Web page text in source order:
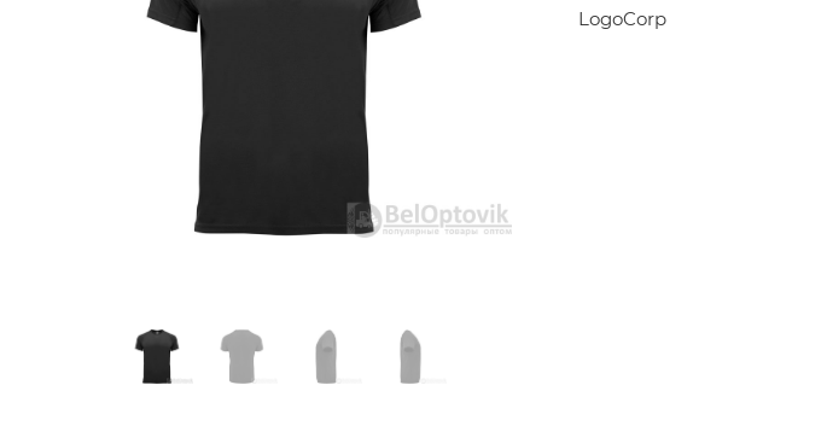
LogoCorp